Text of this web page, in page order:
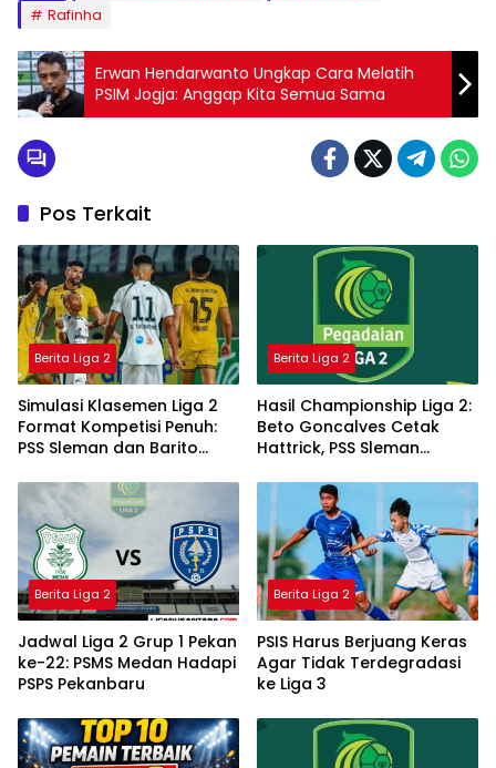
Rafinha
Erwan Hendarwanto Ungkap Cara Melatih
PSIM Jogja: Anggap Kita Semua Sama
Pos Terkait
Berita Liga 2
Simulasi Klasemen Liga 2
Format Kompetisi Penuh:
PSS Sleman dan Barito
Berita Liga 2
Hasil Championship Liga 2:
Beto Goncalves Cetak
Hattrick, PSS Sleman
Berita Liga 2
Jadwal Liga 2 Grup 1 Pekan
ke-22: PSMS Medan Hadapi
PSPS Pekanbaru
Berita Liga 2
PSIS Harus Berjuang Keras
Agar Tidak Terdegradasi
ke Liga 3